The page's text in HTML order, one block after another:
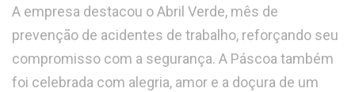
A empresa destacou o Abril Verde, mês de
prevenção de acidentes de trabalho, reforçando seu
compromisso com a segurança. A Páscoa também
foi celebrada com alegria, amor e a doçura de um